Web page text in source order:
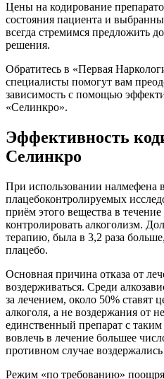
Цены на кодирование
состояния пациента и
всегда стремимся предложить
решения.
Обратитесь в «Первая
специалисты помогут вам
зависимость с помощью
«Селинкро».
Эффективность
Селинкро
При использовании налмефена
плацебоконтролируемых
приём этого вещества в
контролировать алкоголизм.
терапию, была в 3,2 раза
плацебо.
Основная причина отказа от
воздерживаться. Среди
за лечением, около 50% ставят
алкоголя, а не воздержания от
единственный препарат с
вовлечь в лечение большее
противном случае
Режим «по требованию»